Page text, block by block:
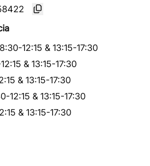
-12:15 & 13:15-17:30
12:15 & 13:15-17:30
& 13:15-17:30
-12:15 & 13:15-17:30
& 13:15-17:30